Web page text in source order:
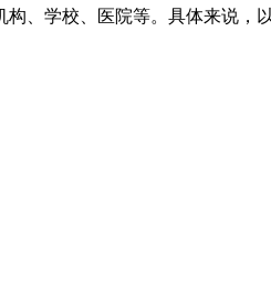
、学校、医院等。具体来说，